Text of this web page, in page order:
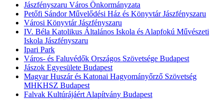
Jászfényszaru Város Önkormányzata
Petőfi Sándor Művelődési Ház és Könyvtár Jászfényszaru
Városi Könyvtár Jászfényszaru
IV. Béla Katolikus Általános Iskola és Alapfokú Művészeti
Iskola Jászfényszaru
Ipari Park
Város- és Faluvédők Országos Szövetsége Budapest
Jászok Egyesülete Budapest
Magyar Huszár és Katonai Hagyományőrző Szövetség
MHKHSZ Budapest
Falvak Kultúrájáért Alapítvány Budapest